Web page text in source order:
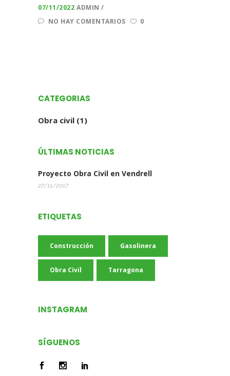
07/11/2022 ADMIN
NO HAY COMENTARIOS
0
CATEGORIAS
Obra civil (1)
ÚLTIMAS NOTICIAS
Proyecto Obra Civil en Vendrell
27/11/2017
ETIQUETAS
Construcción Gasolinera
Obra Civil Tarragona
INSTAGRAM
SÍGUENOS